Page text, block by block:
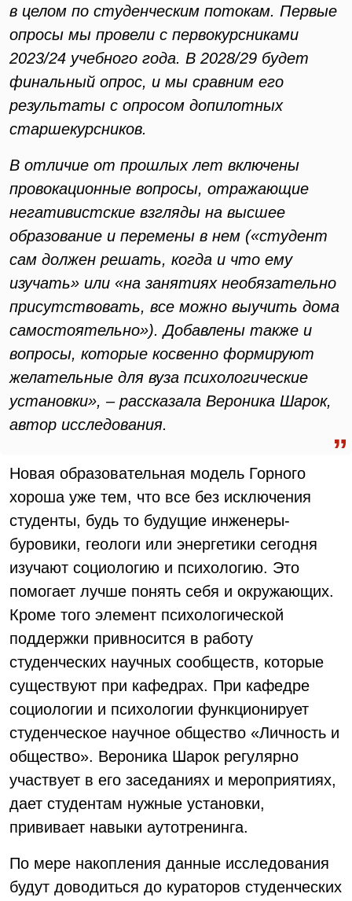
в целом по студенческим потокам. Первые
опросы мы провели с первокурсниками
2023/24 учебного года. В 2028/29 будет
финальный опрос, и мы сравним его
результаты с опросом допилотных
старшекурсников.
В отличие от прошлых лет включены
провокационные вопросы, отражающие
негативистские взгляды на высшее
образование и перемены в нем («студент
сам должен решать, когда и что ему
изучать» или «на занятиях необязательно
присутствовать, все можно выучить дома
самостоятельно»). Добавлены также и
вопросы, которые косвенно формируют
желательные для вуза психологические
установки», – рассказала Вероника Шарок,
автор исследования.
Новая образовательная модель Горного
хороша уже тем, что все без исключения
студенты, будь то будущие инженеры-
буровики, геологи или энергетики сегодня
изучают социологию и психологию. Это
помогает лучше понять себя и окружающих.
Кроме того элемент психологической
поддержки привносится в работу
студенческих научных сообществ, которые
существуют при кафедрах. При кафедре
социологии и психологии функционирует
студенческое научное общество «Личность и
общество». Вероника Шарок регулярно
участвует в его заседаниях и мероприятиях,
дает студентам нужные установки,
прививает навыки аутотренинга.
По мере накопления данные исследования
будут доводиться до кураторов студенческих